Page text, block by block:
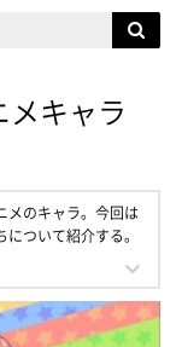
キャラ
メのキャラ。今回は
ついて紹介する。